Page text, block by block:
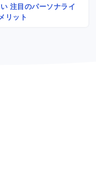
注目のパーソナライ
リット